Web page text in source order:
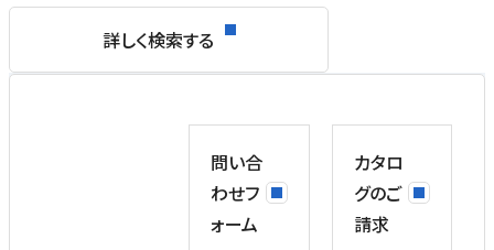
詳しく検索する
問い合
わせフ
ォーム
カタロ
グのご
請求